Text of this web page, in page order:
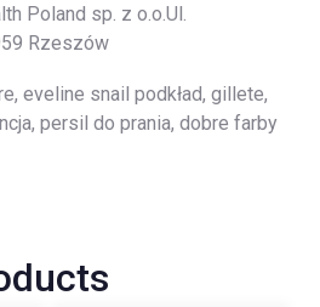
Poland sp. z o.o.Ul.
Rzeszów
eveline snail podkład, gillete,
persil do prania, dobre farby